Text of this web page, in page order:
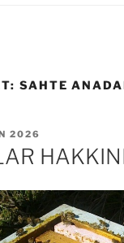
SAHTE
2026